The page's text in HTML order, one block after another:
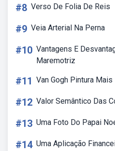
#8 Verso De Folia De Reis
#9 Veia Arterial Na Perna
#10 Vantagens E
Maremotriz
#11 Van Gogh Pintura Mais
#12 Valor Semântico Das
#13 Uma Foto Do Papai
#14 Uma Aplicação